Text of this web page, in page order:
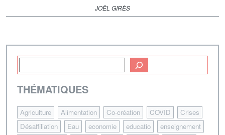
JOËL GIRÈS
THÉMATIQUES
Agriculture Alimentation Co-création COVID
Crises
Désaffiliation
Eau economie educatio
enseignement